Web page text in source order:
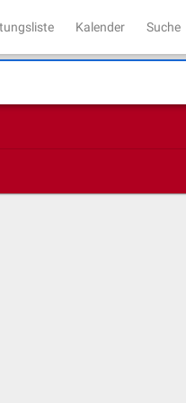
Kalender Suche